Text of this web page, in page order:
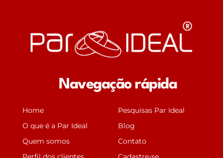
Navegação rápida
Home
O que é a Par Ideal
Quem somos
Pesquisas Par Ideal
Blog
Contato